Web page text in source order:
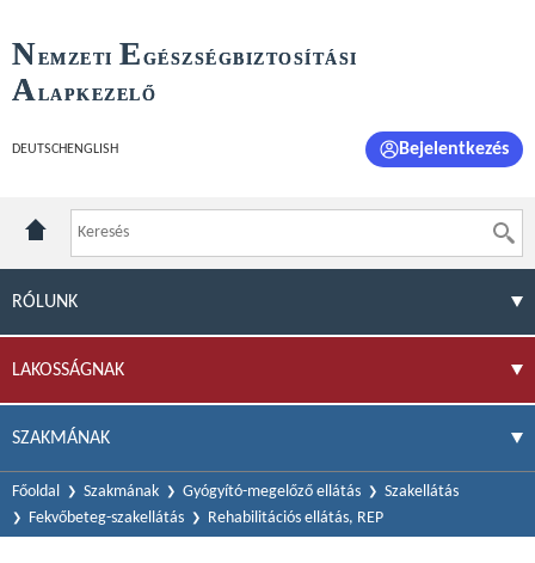
NEMZETI E GÉSZSÉGBIZTOSÍTÁSI
ALAPKEZELŐ
DEUTSCH ENGLISH Bejelentkezés
RÓLUNK
LAKOSSÁGNAK
SZAKMÁNAK
Főoldal Szakmának Gyógyító-megelőző ellátás
Szakellátás
Fekvőbeteg-szakellátás
Rehabilitációs ellátás, REP